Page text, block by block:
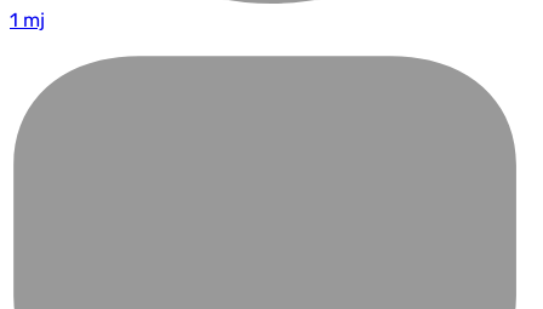
1 mj